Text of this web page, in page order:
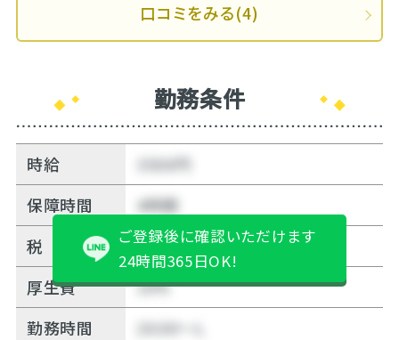
口コミをみる(4)
勤務条件
時給
3500円
保障時間
4時間
税
無料
厚生費
10%
勤務時間
20:00～Ｌ
ご登録後に確認いただけます
24時間365日OK!